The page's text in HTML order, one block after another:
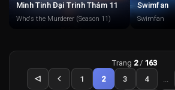
Minh Tinh Đại Trinh Thám 11
Who's the Murderer (Season 11)
Swimfan
Swimfan
Trang 2/ 163
1
2 3 4